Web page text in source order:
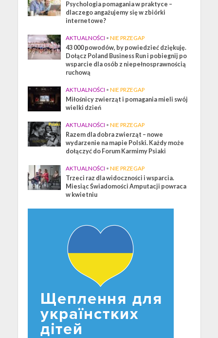
Psychologia pomagania w praktyce –
dlaczego angażujemy się w zbiórki
internetowe?
AKTUALNOŚCI • NIE PRZEGAP
43 000 powodów, by powiedzieć dziękuję.
Dołącz Poland Business Run i pobiegnij po
wsparcie dla osób z niepełnosprawnością
ruchową
AKTUALNOŚCI • NIE PRZEGAP
Miłośnicy zwierząt i pomagania mieli swój
wielki dzień
AKTUALNOŚCI • NIE PRZEGAP
Razem dla dobra zwierząt – nowe
wydarzenie na mapie Polski. Każdy może
dołączyć do Forum Karmimy Psiaki
AKTUALNOŚCI • NIE PRZEGAP
Trzeci raz dla widoczności i wsparcia.
Miesiąc Świadomości Amputacji powraca
w kwietniu